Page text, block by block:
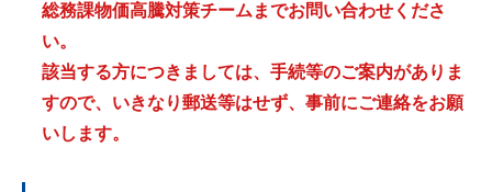
総務課物価高騰対策チームまでお問い合わせくださ
い。
該当する方につきましては、手続等のご案内がありま
すので、いきなり郵送等はせず、事前にご連絡をお願
いします。